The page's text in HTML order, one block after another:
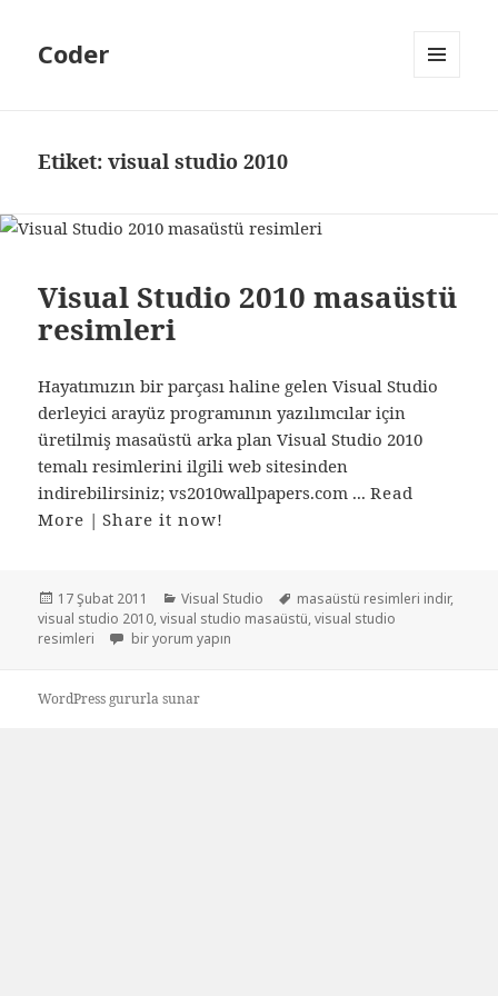
Coder
Etiket:visual studio 2010
Visual Studio 2010 masaüstü
resimleri
Hayatımızın bir parçası haline gelen Visual Studio
derleyici arayüz programının yazılımcılar için
üretilmiş masaüstü arka plan Visual Studio 2010
temalı resimlerini ilgili web sitesinden
indirebilirsiniz; vs2010wallpapers.com ...Read
More |Share it now!
Yayın
tarihi
17 Şubat 2011 Kategoriler
Visual Studio Etiketler
masaüstü resimleri indir,
visual studio 2010,visual studio masaüstü,visual studio
resimleri
Visual Studio 2010 masaüstü resimleri için
bir yorum yapın
WordPress gururla sunar